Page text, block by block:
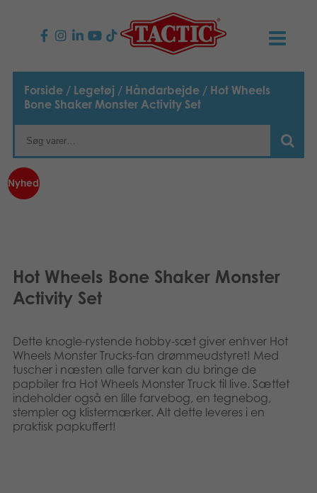
PRODUKTER
Børnespil
Legetøj
Bøger
Applikationer
Arkiverede produkter
TACTIC
KONTAKTER
Media
Suomi
Svenska
Forside / Legetøj / Håndarbejde / Hot Wheels
Bone Shaker Monster Activity Set
Nyhed
Hot Wheels Bone Shaker Monster
Activity Set
Dette knogle-rystende hobby-sæt giver enhver Hot
Wheels Monster Trucks-fan drømmeudstyret! Med
tuscher i næsten alle farver kan du bringe de
papbiler fra Hot Wheels Monster Truck til live. Sættet
indeholder også en lille farvebog, en tegnebog,
stempler og klistermærker. Alt dette leveres i en
praktisk papkuffert!